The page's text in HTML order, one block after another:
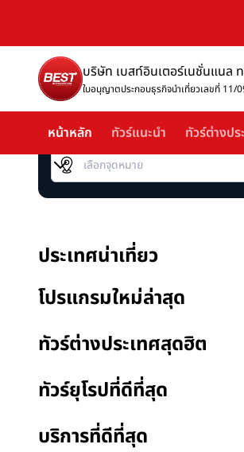
บริษัท เบสท์อินเตอร์เนชั่นแนล
ใบอนุญาตประกอบธุรกิจนำเที่ยวเลขที่ 11/
หน้าหลัก ทัวร์แนะนำ ทัวร์ต่างปร
เลือกจุดหมาย
ประเทศน่าเที่ยว
โปรแกรมใหม่ล่าสุด
ทัวร์ต่างประเทศสุดฮิต
ทัวร์ยุโรปที่ดีที่สุด
บริการที่ดีที่สุด